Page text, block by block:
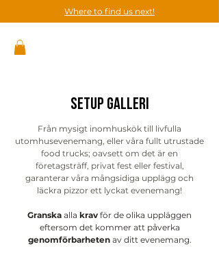
Where to find us next!
Setup Galleri
Från mysigt inomhuskök till livfulla
utomhusevenemang, eller våra fullt utrustade
food trucks; oavsett om det är en
företagsträff, privat fest eller festival,
garanterar våra mångsidiga upplägg och
läckra pizzor ett lyckat evenemang!
Granska alla krav för de olika uppläggen
eftersom det kommer att påverka
genomförbarhetenav ditt evenemang.